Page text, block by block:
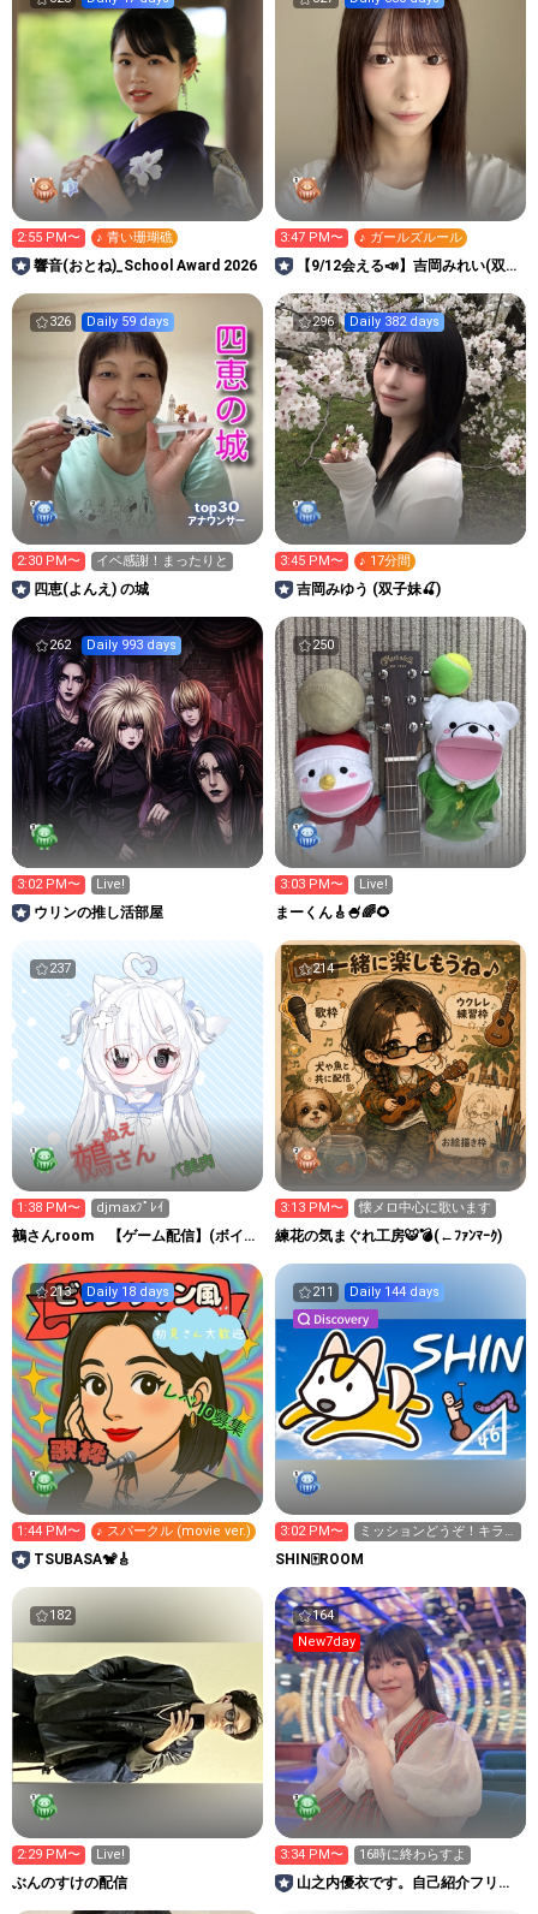
2:55 PM〜 ♪ 青い珊瑚礁
響音(おとね)_School Award 2026
3:47 PM〜 ♪ ガールズルール
【9/12会える📣】吉岡みれい(双子
326 Daily 59 days
top30
アナウンサー
2:30 PM〜 イベ感謝！まったりと
四恵(よんえ) の城
296 Daily 382 days
3:45 PM〜 ♪ 17分間
吉岡みゆう (双子妹🍒)
262 Daily 993 days
3:02 PM〜 Live!
ウリンの推し活部屋
250
3:03 PM〜 Live!
まーくん🎸🍧🌈🌻
237
1:38 PM〜 djmaxﾌﾟﾚｲ
鵺さんroom 【ゲーム配信】(ボイチ
214
3:13 PM〜 懐メロ中心に歌います
練花の気まぐれ工房🐯💣(←ﾌｧﾝﾏｰｸ)
213 Daily 18 days
1:44 PM〜 ♪ スパークル (movie ver.)
TSUBASA🐒🎸
211 Daily 144 days
3:02 PM〜
ミッションどうぞ！キラ
星余ってたらください
SHIN🀄️ROOM
182
2:29 PM〜 Live!
ぶんのすけの配信
164
New7day
3:34 PM〜 16時に終わらすよ
山之内優衣です。自己紹介フリッ